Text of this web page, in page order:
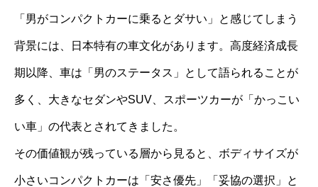
「男がコンパクトカーに乗るとダサい」と感じてしまう
背景には、日本特有の車文化があります。高度経済成長
期以降、車は「男のステータス」として語られることが
多く、大きなセダンやSUV、スポーツカーが「かっこい
い車」の代表とされてきました。
その価値観が残っている層から見ると、ボディサイズが
小さいコンパクトカーは「安さ優先」「妥協の選択」と